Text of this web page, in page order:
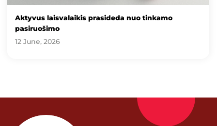
Aktyvus laisvalaikis prasideda nuo tinkamo
pasiruošimo
12 June, 2026